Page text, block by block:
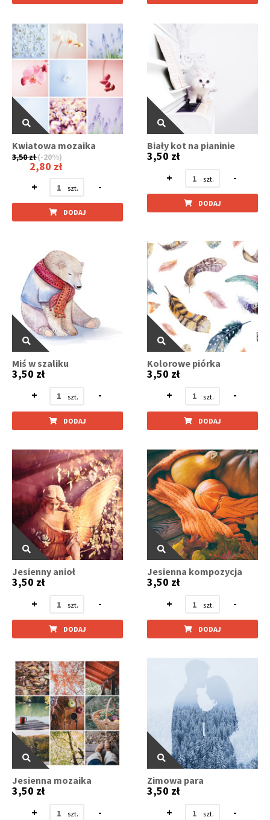
Kwiatowa mozaika
3,50 zł (-20%)
2,80 zł
+
-
DODAJ
Biały kot na pianinie
3,50 zł
+
-
DODAJ
Miś w szaliku
3,50 zł
+
-
DODAJ
Kolorowe piórka
3,50 zł
+
-
DODAJ
Jesienny anioł
3,50 zł
+
-
DODAJ
Jesienna kompozycja
3,50 zł
+
-
DODAJ
Jesienna mozaika
3,50 zł
+
-
Zimowa para
3,50 zł
+
-